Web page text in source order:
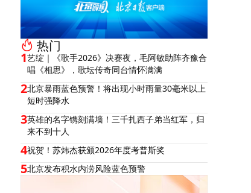
热门
1艺绽｜《歌手2026》决赛夜，毛阿敏助阵齐豫合
唱《相思》，歌坛传奇同台情怀满满
2北京暴雨蓝色预警！将出现小时雨量30毫米以上
短时强降水
3英雄的名字镌刻满墙！三千扎西子弟当红军，归
来不到十人
4祝贺！苏炜杰获颁2026年度考普斯奖
5北京发布积水内涝风险蓝色预警